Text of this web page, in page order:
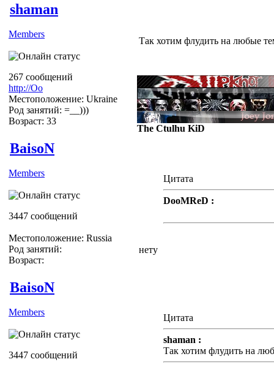
shaman
Members
267 сообщений
http://Оо
Местоположение: Ukraine
Род занятий: =__)))
Возраст: 33
Так хотим флудить на любые
The Ctulhu KiD
BaisoN
Members
3447 сообщений
Местоположение: Russia
Род занятий:
Возраст:
Цитата
DooMReD :
нету
BaisoN
Members
3447 сообщений
Цитата
shaman :
Так хотим флудить на